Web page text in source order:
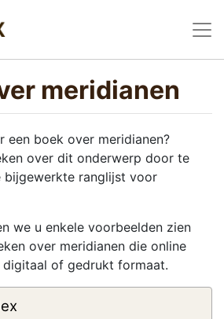
meridianen
een boek over meridianen?
over dit onderwerp door te
bijgewerkte ranglijst voor
we u enkele voorbeelden zien
over meridianen die online
of gedrukt formaat.